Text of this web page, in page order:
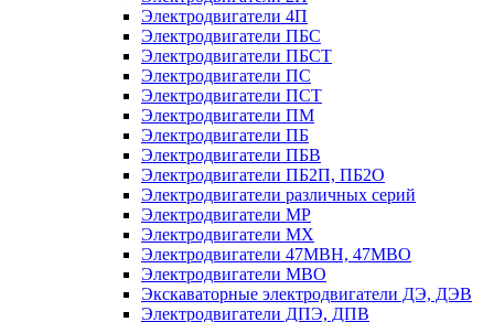
Электродвигатели 4П
Электродвигатели ПБС
Электродвигатели ПБСТ
Электродвигатели ПС
Электродвигатели ПСТ
Электродвигатели ПМ
Электродвигатели ПБ
Электродвигатели ПБВ
Электродвигатели ПБ2П, ПБ2О
Электродвигатели различных серий
Электродвигатели МР
Электродвигатели MX
Электродвигатели 47MBH, 47МВО
Электродвигатели MBO
Экскаваторные электродвигатели ДЭ, ДЭВ
Электродвигатели ДПЭ, ДПВ